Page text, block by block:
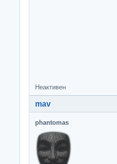
Неактивен
mav
phantomas